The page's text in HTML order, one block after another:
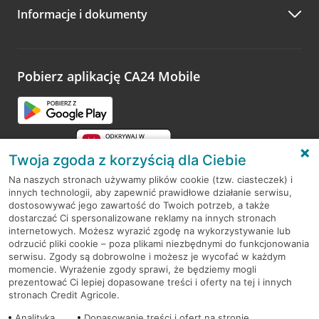
Zachęcamy do podzielenia się z nami opinią o wizycie.
opinie.
Informacje i dokumenty
Pobierz aplikację CA24 Mobile
RODO
Regulamin serwisu
Mapa serwisu
PolitykaCookies
Twoja zgoda z korzyścią dla Ciebie
Na naszych stronach używamy plików cookie (tzw. ciasteczek) i
innych technologii, aby zapewnić prawidłowe działanie serwisu,
dostosowywać jego zawartość do Twoich potrzeb, a także
dostarczać Ci spersonalizowane reklamy na innych stronach
internetowych. Możesz wyrazić zgodę na wykorzystywanie lub
odrzucić pliki cookie – poza plikami niezbędnymi do funkcjonowania
serwisu. Zgody są dobrowolne i możesz je wycofać w każdym
momencie. Wyrażenie zgody sprawi, że będziemy mogli
prezentować Ci lepiej dopasowane treści i oferty na tej i innych
stronach Credit Agricole.